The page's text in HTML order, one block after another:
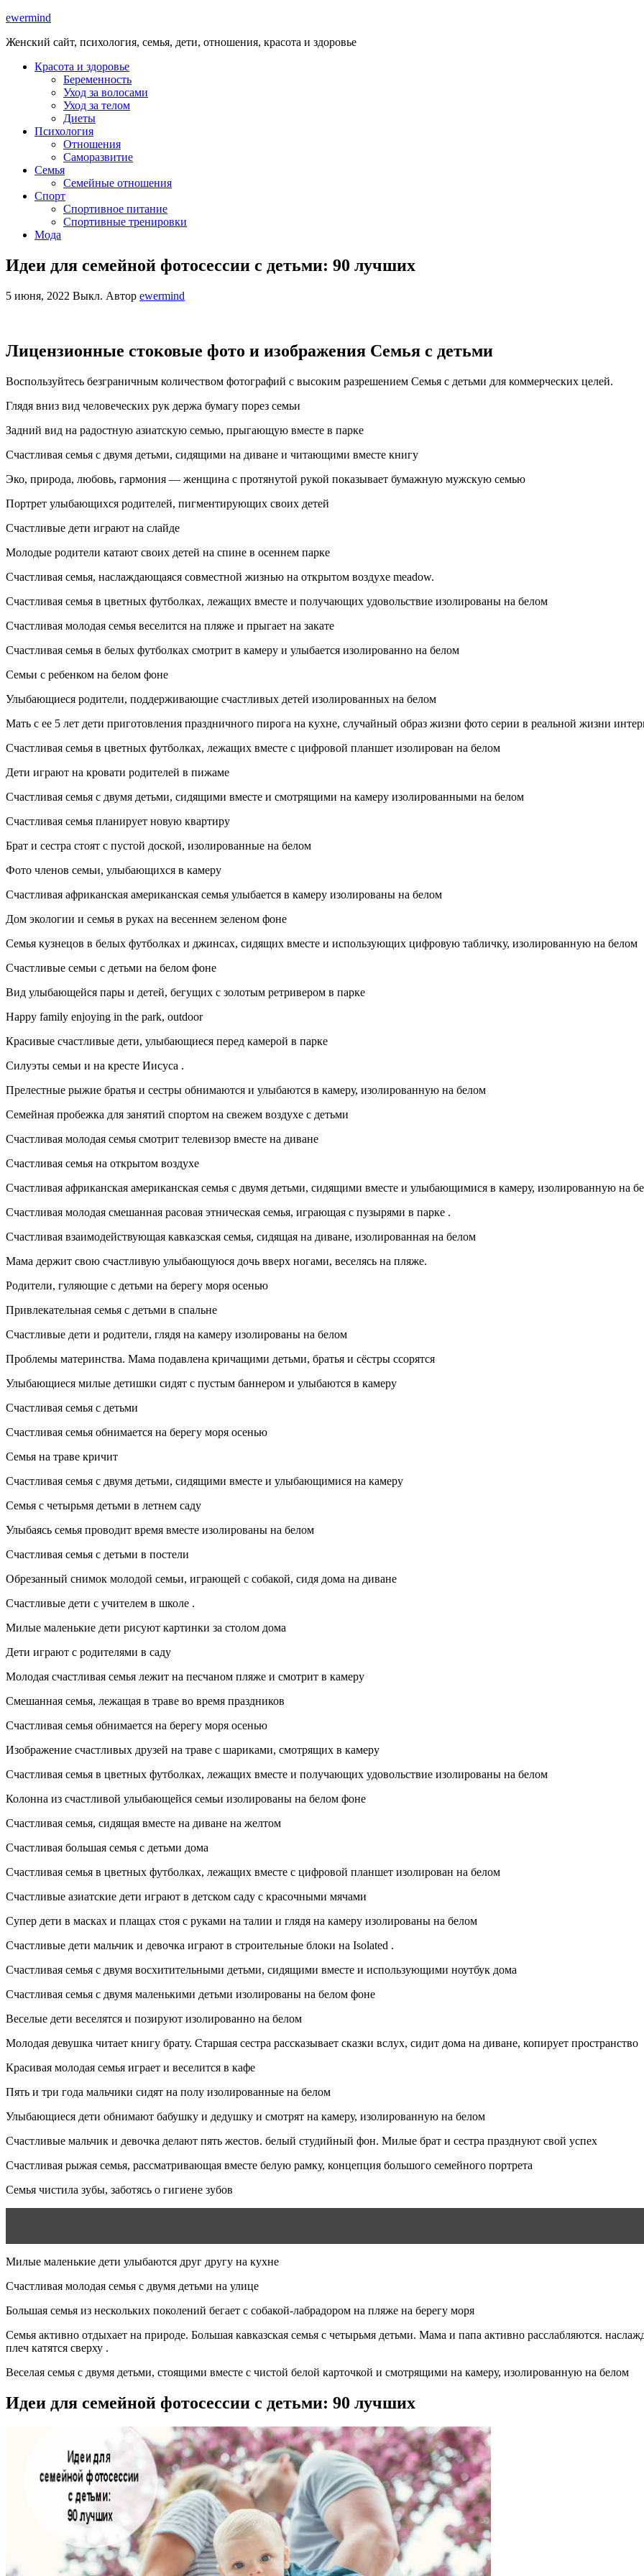
ewermind
Женский сайт, психология, семья, дети, отношения, красота и здоровье
Красота и здоровье
Беременность
Уход за волосами
Уход за телом
Диеты
Психология
Отношения
Саморазвитие
Семья
Семейные отношения
Спорт
Спортивное питание
Спортивные тренировки
Мода
Идеи для семейной фотосессии с детьми: 90 лучших
5 июня, 2022 Выкл. Автор ewermind
Лицензионные стоковые фото и изображения Семья с детьми
Воспользуйтесь безграничным количеством фотографий с высоким разрешением Семья с детьми для коммерческих целей.
Глядя вниз вид человеческих рук держа бумагу порез семьи
Задний вид на радостную азиатскую семью, прыгающую вместе в парке
Счастливая семья с двумя детьми, сидящими на диване и читающими вместе книгу
Эко, природа, любовь, гармония — женщина с протянутой рукой показывает бумажную мужскую семью
Портрет улыбающихся родителей, пигментирующих своих детей
Счастливые дети играют на слайде
Молодые родители катают своих детей на спине в осеннем парке
Счастливая семья, наслаждающаяся совместной жизнью на открытом воздухе meadow.
Счастливая семья в цветных футболках, лежащих вместе и получающих удовольствие изолированы на белом
Счастливая молодая семья веселится на пляже и прыгает на закате
Счастливая семья в белых футболках смотрит в камеру и улыбается изолированно на белом
Семьи с ребенком на белом фоне
Улыбающиеся родители, поддерживающие счастливых детей изолированных на белом
Мать с ее 5 лет дети приготовления праздничного пирога на кухне, случайный образ жизни фото серии в реальной жизни
Счастливая семья в цветных футболках, лежащих вместе с цифровой планшет изолирован на белом
Дети играют на кровати родителей в пижаме
Счастливая семья с двумя детьми, сидящими вместе и смотрящими на камеру изолированными на белом
Счастливая семья планирует новую квартиру
Брат и сестра стоят с пустой доской, изолированные на белом
Фото членов семьи, улыбающихся в камеру
Счастливая африканская американская семья улыбается в камеру изолированы на белом
Дом экологии и семья в руках на весеннем зеленом фоне
Семья кузнецов в белых футболках и джинсах, сидящих вместе и использующих цифровую табличку, изолированную на белом
Счастливые семьи с детьми на белом фоне
Вид улыбающейся пары и детей, бегущих с золотым ретривером в парке
Happy family enjoying in the park, outdoor
Красивые счастливые дети, улыбающиеся перед камерой в парке
Силуэты семьи и на кресте Иисуса .
Прелестные рыжие братья и сестры обнимаются и улыбаются в камеру, изолированную на белом
Семейная пробежка для занятий спортом на свежем воздухе с детьми
Счастливая молодая семья смотрит телевизор вместе на диване
Счастливая семья на открытом воздухе
Счастливая африканская американская семья с двумя детьми, сидящими вместе и улыбающимися в камеру, изолированную на
Счастливая молодая смешанная расовая этническая семья, играющая с пузырями в парке .
Счастливая взаимодействующая кавказская семья, сидящая на диване, изолированная на белом
Мама держит свою счастливую улыбающуюся дочь вверх ногами, веселясь на пляже.
Родители, гуляющие с детьми на берегу моря осенью
Привлекательная семья с детьми в спальне
Счастливые дети и родители, глядя на камеру изолированы на белом
Проблемы материнства. Мама подавлена кричащими детьми, братья и сёстры ссорятся
Улыбающиеся милые детишки сидят с пустым баннером и улыбаются в камеру
Счастливая семья с детьми
Счастливая семья обнимается на берегу моря осенью
Семья на траве кричит
Счастливая семья с двумя детьми, сидящими вместе и улыбающимися на камеру
Семья с четырьмя детьми в летнем саду
Улыбаясь семья проводит время вместе изолированы на белом
Счастливая семья с детьми в постели
Обрезанный снимок молодой семьи, играющей с собакой, сидя дома на диване
Счастливые дети с учителем в школе .
Милые маленькие дети рисуют картинки за столом дома
Дети играют с родителями в саду
Молодая счастливая семья лежит на песчаном пляже и смотрит в камеру
Смешанная семья, лежащая в траве во время праздников
Счастливая семья обнимается на берегу моря осенью
Изображение счастливых друзей на траве с шариками, смотрящих в камеру
Счастливая семья в цветных футболках, лежащих вместе и получающих удовольствие изолированы на белом
Колонна из счастливой улыбающейся семьи изолированы на белом фоне
Счастливая семья, сидящая вместе на диване на желтом
Счастливая большая семья с детьми дома
Счастливая семья в цветных футболках, лежащих вместе с цифровой планшет изолирован на белом
Счастливые азиатские дети играют в детском саду с красочными мячами
Супер дети в масках и плащах стоя с руками на талии и глядя на камеру изолированы на белом
Счастливые дети мальчик и девочка играют в строительные блоки на Isolated .
Счастливая семья с двумя восхитительными детьми, сидящими вместе и использующими ноутбук дома
Счастливая семья с двумя маленькими детьми изолированы на белом фоне
Веселые дети веселятся и позируют изолированно на белом
Молодая девушка читает книгу брату. Старшая сестра рассказывает сказки вслух, сидит дома на диване, копирует пространство
Красивая молодая семья играет и веселится в кафе
Пять и три года мальчики сидят на полу изолированные на белом
Улыбающиеся дети обнимают бабушку и дедушку и смотрят на камеру, изолированную на белом
Счастливые мальчик и девочка делают пять жестов. белый студийный фон. Милые брат и сестра празднуют свой успех
Счастливая рыжая семья, рассматривающая вместе белую рамку, концепция большого семейного портрета
Семья чистила зубы, заботясь о гигиене зубов
Милые маленькие дети улыбаются друг другу на кухне
Счастливая молодая семья с двумя детьми на улице
Большая семья из нескольких поколений бегает с собакой-лабрадором на пляже на берегу моря
Семья активно отдыхает на природе. Большая кавказская семья с четырьмя детьми. Мама и папа активно расслабляются.
плеч катятся сверху .
Веселая семья с двумя детьми, стоящими вместе с чистой белой карточкой и смотрящими на камеру, изолированную на белом
Идеи для семейной фотосессии с детьми: 90 лучших